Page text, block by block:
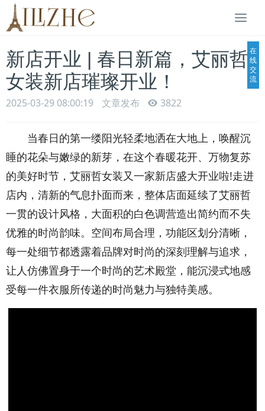
新店开业 | 春日新篇，艾丽哲
女装新店璀璨开业！
2025-03-29 08:00:19 文章发布 3822
当春日的第一缕阳光轻柔地洒在大地上，唤醒沉
睡的花朵与嫩绿的新芽，在这个春暖花开、万物复苏
的美好时节，艾丽哲女装又一家新店盛大开业啦!走进
店内，清新的气息扑面而来，整体店面延续了艾丽哲
一贯的设计风格，大面积的白色调营造出简约而不失
优雅的时尚韵味。空间布局合理，功能区划分清晰，
每一处细节都透露着品牌对时尚的深刻理解与追求，
让人仿佛置身于一个时尚的艺术殿堂，能沉浸式地感
受每一件衣服所传递的时尚魅力与独特美感。
在
线
交
流